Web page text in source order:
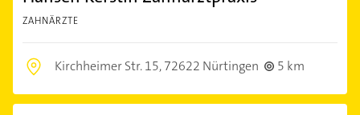
ZAHNÄRZTE
Kirchheimer Str. 15,72622 Nürtingen 5 km